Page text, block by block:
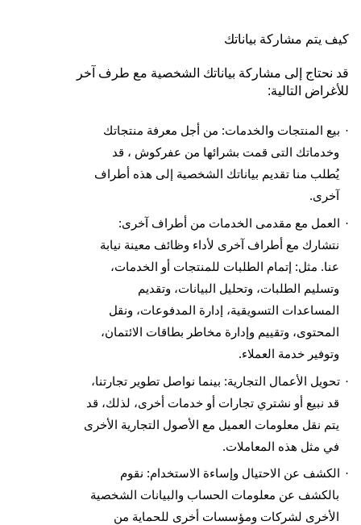
كيف يتم مشاركة بياناتك
قد نحتاج إلى مشاركة بياناتك الشخصية مع طرف آخر
للأغراض التالية:
· بيع المنتجات والخدمات: من أجل معرفة منتجاتك
وخدماتك التى قمت بشرائها من عفركوش ، قد
يُطلب منا تقديم بياناتك الشخصية إلى هذه أطراف
آخرى.
· العمل مع مقدمى الخدمات من أطراف آخرى:
نتشارك مع أطراف آخرى لأداء وظائف معينة نيابة
عنا. مثل: إتمام الطلبات للمنتجات أو الخدمات،
وتسليم الطلبات، وتحليل البيانات، وتقديم
المساعدات التسويقية، إدارة المدفوعات، ونقل
المحتوى، وتقييم وإدارة مخاطر بطاقات الائتمان،
وتوفير خدمة العملاء.
· تحويل الأعمال التجارية: بينما نواصل تطوير تجارتنا،
قد نبيع أو نشتري تجارات أو خدمات أخرى، لذلك، قد
يتم نقل معلومات العميل مع الأصول التجارية الأخرى
في مثل هذه المعاملات.
· الكشف عن الاحتيال وإساءة الاستخدام: نقوم
بالكشف عن معلومات الحساب والبيانات الشخصية
الأخرى لشركات ومؤسسات أخرى للحماية من